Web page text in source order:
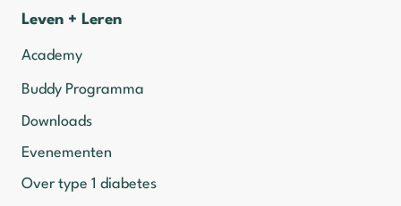
Leven + Leren
Academy
Buddy Programma
Downloads
Evenementen
Over type 1 diabetes